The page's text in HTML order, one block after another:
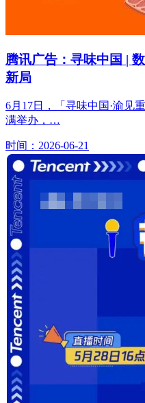
腾讯广告：寻味中国 |
新局
6月17日，「寻味中国·渝见
满举办，…
时间：2026-06-21